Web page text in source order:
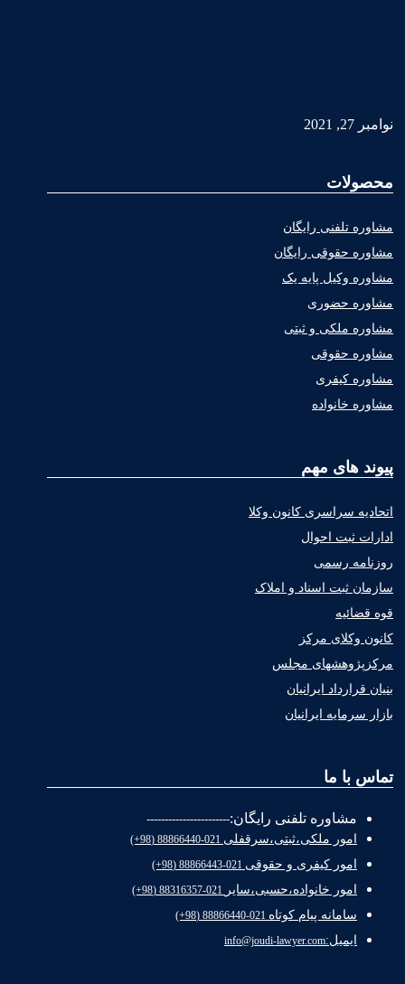
نوامبر 27, 2021
محصولات
مشاوره تلفنی رایگان
مشاوره حقوقی رایگان
مشاوره وکیل پایه یک
مشاوره حضوری
مشاوره ملکی و ثبتی
مشاوره حقوقی
مشاوره کیفری
مشاوره خانواده
پیوند های مهم
اتحادیه سراسری کانون وکلا
ادارات ثبت احوال
روزنامه رسمی
سازمان ثبت اسناد و املاک
قوه قضائیه
کانون وکلای مرکز
مرکزپژوهشهای مجلس
بنیان قرارداد ایرانیان
بازار سرمایه ایرانیان
تماس با ما
مشاوره تلفنی رایگان:-----------------------
امور ملکی،ثبتی،سرقفلی
امور کیفری و حقوقی
امور خانواده،حسبی،سایر
سامانه پیام کوتاه
ایمیل:info@joudi-lawyer.com